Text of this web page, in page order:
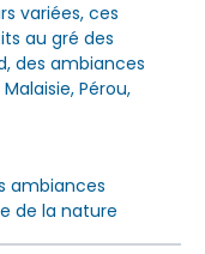
variées, ces
au gré des
des ambiances
Pérou,
ambiances
de la nature